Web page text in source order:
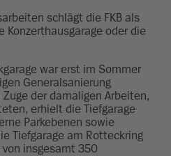
schlägt die FKB als
Konzerthausgarage oder die
war erst im Sommer
Generalsanierung
der damaligen Arbeiten,
erhielt die Tiefgarage
Parkebenen sowie
Tiefgarage am Rotteckring
insgesamt 350